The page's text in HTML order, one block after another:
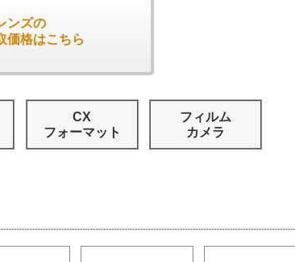
ンズの
価格はこちら
CX
フォーマット
フィルム
カメラ